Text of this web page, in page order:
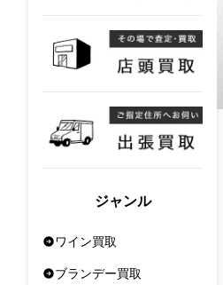
ジャンル
ワイン買取
ブランデー買取